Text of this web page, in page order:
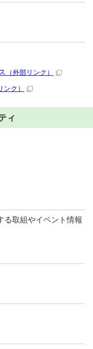
（外部リンク）
ンク）
ィ
る取組やイベント情報